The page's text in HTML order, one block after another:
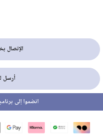
الإتصال
أرسل
انضموا إلى